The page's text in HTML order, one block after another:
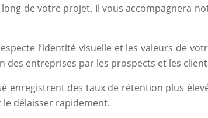
de votre projet. Il vous accompagnera
l’identité visuelle et les valeurs de
des entreprises par les prospects et les
enregistrent des taux de rétention plus
délaisser rapidement.